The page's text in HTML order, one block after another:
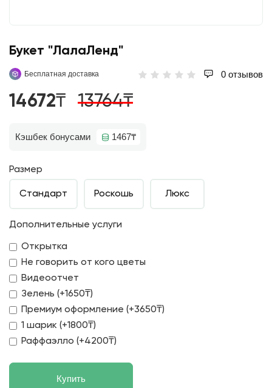
Букет "ЛалаЛенд"
Бесплатная доставка 0 отзывов
14672₸ 13764₸
Кэшбек бонусами 1467₸
Размер
Стандарт Роскошь Люкс
Дополнительные услуги
Открытка
Не говорить от кого цветы
Видеоотчет
Зелень (+1650₸)
Премиум оформление (+3650₸)
1 шарик (+1800₸)
Раффаэлло (+4200₸)
Купить